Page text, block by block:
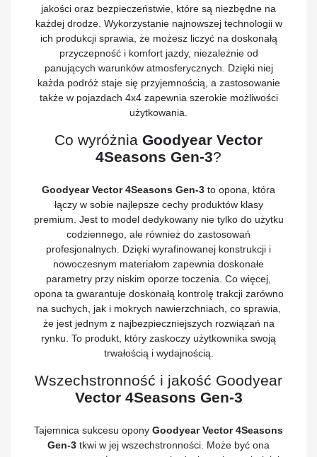
jakości oraz bezpieczeństwie, które są niezbędne na
każdej drodze. Wykorzystanie najnowszej technologii w
ich produkcji sprawia, że możesz liczyć na doskonałą
przyczepność i komfort jazdy, niezależnie od
panujących warunków atmosferycznych. Dzięki niej
każda podróż staje się przyjemnością, a zastosowanie
także w pojazdach 4x4 zapewnia szerokie możliwości
użytkowania.
Co wyróżnia Goodyear Vector
4Seasons Gen-3?
Goodyear Vector 4Seasons Gen-3 to opona, która
łączy w sobie najlepsze cechy produktów klasy
premium. Jest to model dedykowany nie tylko do użytku
codziennego, ale również do zastosowań
profesjonalnych. Dzięki wyrafinowanej konstrukcji i
nowoczesnym materiałom zapewnia doskonałe
parametry przy niskim oporze toczenia. Co więcej,
opona ta gwarantuje doskonałą kontrolę trakcji zarówno
na suchych, jak i mokrych nawierzchniach, co sprawia,
że jest jednym z najbezpieczniejszych rozwiązań na
rynku. To produkt, który zaskoczy użytkownika swoją
trwałością i wydajnością.
Wszechstronność i jakość Goodyear
Vector 4Seasons Gen-3
Tajemnica sukcesu opony Goodyear Vector 4Seasons
Gen-3 tkwi w jej wszechstronności. Może być ona